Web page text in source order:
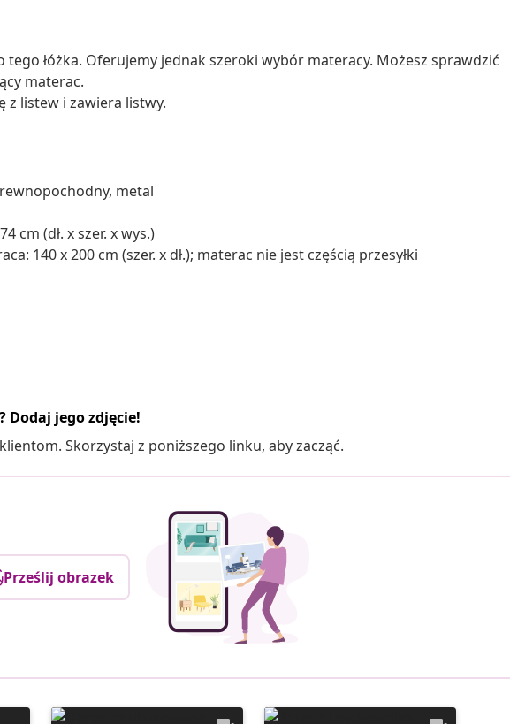
tego łóżka. Oferujemy jednak szeroki wybór materacy. Możesz sprawdzić
materac.
z listew i zawiera listwy.
metal
cm (dł. x szer. x wys.)
140 x 200 cm (szer. x dł.); materac nie jest częścią przesyłki
Dodaj jego zdjęcie!
Skorzystaj z poniższego linku, aby zacząć.
Prześlij obrazek